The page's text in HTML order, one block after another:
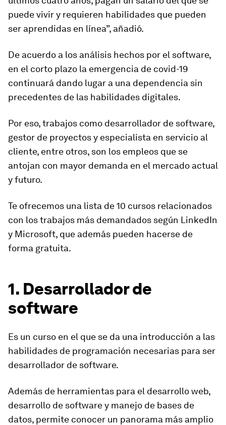
puede vivir y requieren habilidades que pueden
ser aprendidas en línea”, añadió.
De acuerdo a los análisis hechos por el software,
en el corto plazo la emergencia de covid-19
continuará dando lugar a una dependencia sin
precedentes de las habilidades digitales.
Por eso,trabajos como desarrollador de software,
gestor de proyectos y especialista en servicio al
cliente, entre otros, son los empleos que se
antojan con mayor demanda en el mercado actual
y futuro.
Te ofrecemos una lista de 10 cursos relacionados
con los trabajos más demandados según LinkedIn
y Microsoft, que además pueden hacerse de
forma gratuita.
1. Desarrollador de
software
Es un curso en el que se da una introducción a las
habilidades de programación necesarias para ser
desarrollador de software.
Además de herramientas para el desarrollo web,
desarrollo de software y manejo de bases de
datos, permite conocer un panorama más amplio